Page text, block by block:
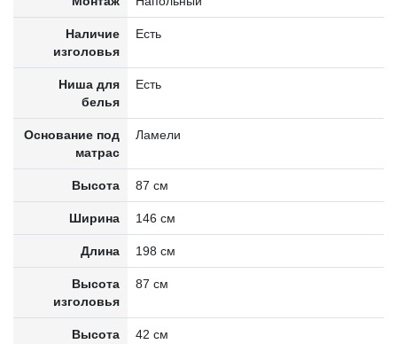
Наличие
изголовья
Есть
Ниша для
белья
Есть
Основание под
матрас
Ламели
Высота 87 см
Ширина 146 см
Длина 198 см
Высота
изголовья
87 см
Высота
42 см